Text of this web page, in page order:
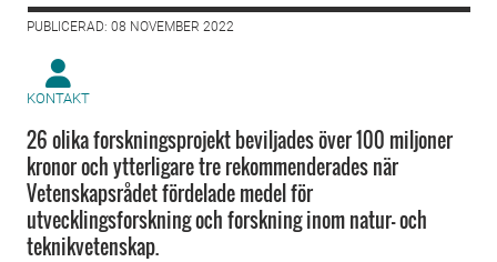
PUBLICERAD: 08 NOVEMBER 2022
KONTAKT
26 olika forskningsprojekt beviljades över 100 miljoner
kronor och ytterligare tre rekommenderades när
Vetenskapsrådet fördelade medel för
utvecklingsforskning och forskning inom natur- och
teknikvetenskap.